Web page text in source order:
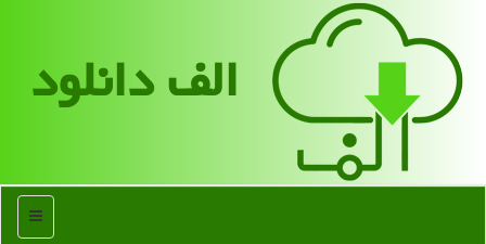
الف دانلود
منو